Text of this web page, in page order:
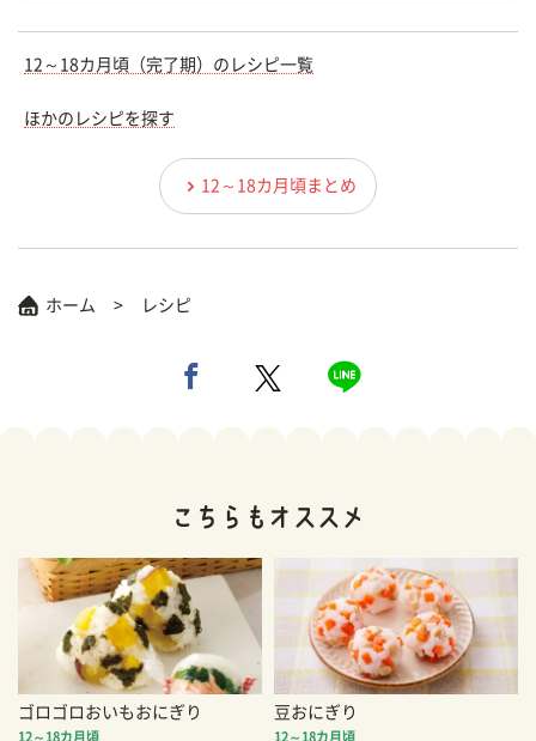
12～18カ月頃（完了期）のレシピ一覧
ほかのレシピを探す
12～18カ月頃まとめ
ホーム レシピ
ゴロゴロおいもおにぎり
12～18カ月頃
豆おにぎり
12～18カ月頃